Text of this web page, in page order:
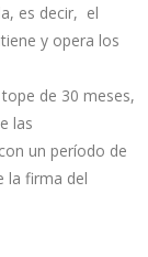
es decir, el
y opera los
de 30 meses,
las
un período de
la firma del